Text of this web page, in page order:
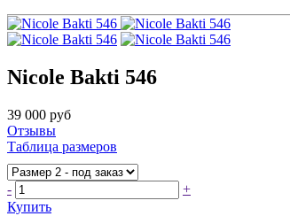
Nicole Bakti 546
39 000 руб
Отзывы
Таблица размеров
-
+
Купить